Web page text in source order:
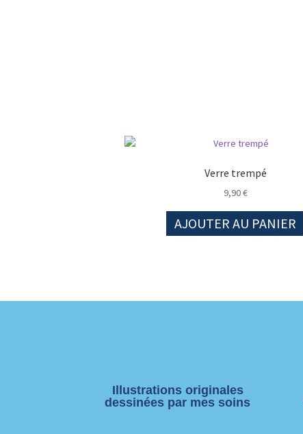
Verre trempé
9,90€
AJOUTER AU PANIER
Illustrations originales
dessinées par mes soins